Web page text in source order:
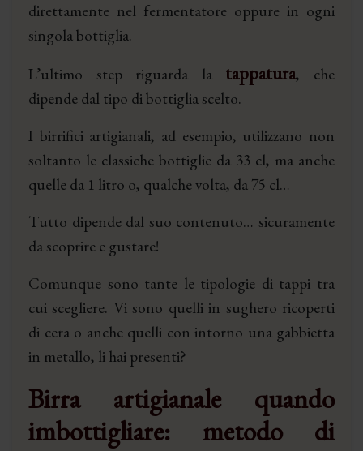
direttamente nel fermentatore oppure in ogni
singola bottiglia.
L’ultimo step riguarda la tappatura, che
dipende dal tipo di bottiglia scelto.
I birrifici artigianali, ad esempio, utilizzano non
soltanto le classiche bottiglie da 33 cl, ma anche
quelle da 1 litro o, qualche volta, da 75 cl…
Tutto dipende dal suo contenuto… sicuramente
da scoprire e gustare!
Comunque sono tante le tipologie di tappi tra
cui scegliere. Vi sono quelli in sughero ricoperti
di cera o anche quelli con intorno una gabbietta
in metallo, li hai presenti?
Birra artigianale quando
imbottigliare: metodo di